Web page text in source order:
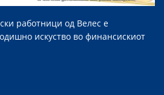
работници од Велес е
искуство во финансискиот